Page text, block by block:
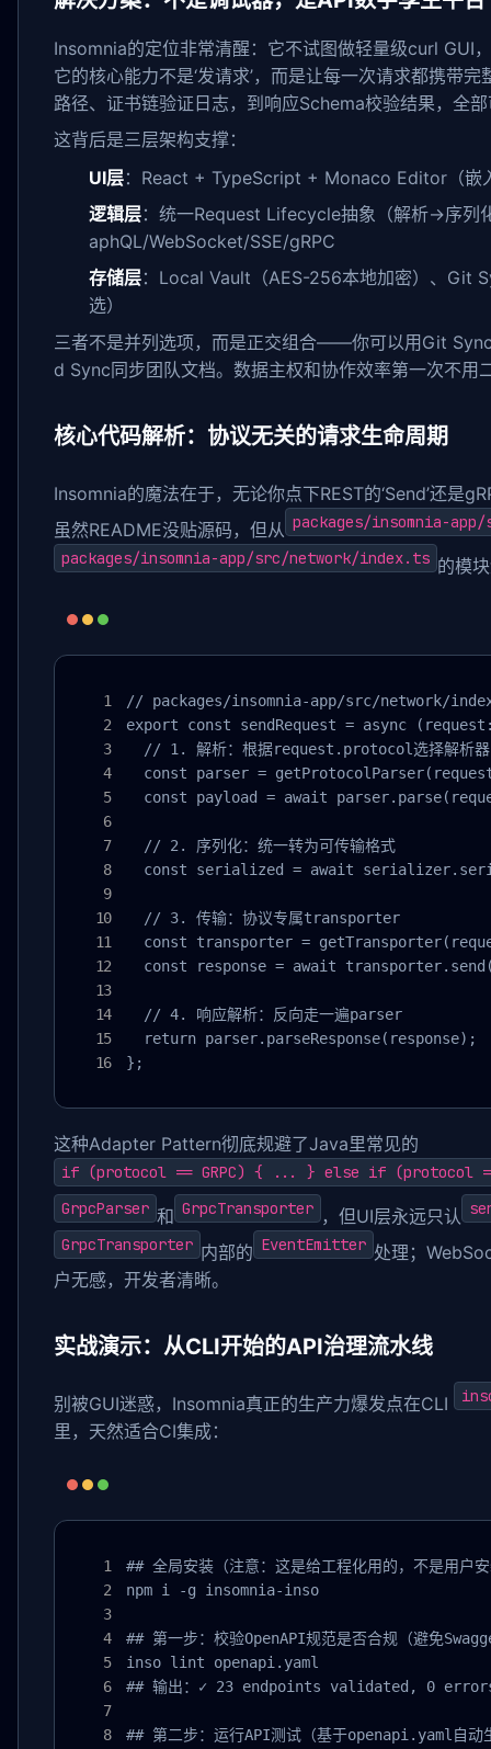
Insomnia的定位非常清醒：它不试图做轻量级curl GUI
它的核心能力不是‘发请求’，而是让每一次请求都携
路径、证书链验证日志，到响应Schema校验结果，全
这背后是三层架构支撑：
UI层：React + TypeScript + Monaco Editor（嵌
逻辑层：统一Request Lifecycle抽象（解析→序
aphQL/WebSocket/SSE/gRPC
存储层：Local Vault（AES-256本地加密）、Git
选）
三者不是并列选项，而是正交组合——你可以用Git
d Sync同步团队文档。数据主权和协作效率第一次不用
核心代码解析：协议无关的请求生命周期
Insomnia的魔法在于，无论你点下REST的‘Send’还是
虽然README没贴源码，但从 packages/insomnia-
packages/insomnia-app/src/network/index.ts 的模
// packages/insomnia-app/src/network/
export const sendRequest = async
  // 1. 解析：根据request.protocol选择解析器
const parser =
const payload = await
  // 2. 序列化：统一转为可传输格式
const serialized = await
  // 3. 传输：协议专属transporter
const transporter =
const response = await
  // 4. 响应解析：反向走一遍parser
  return parser.parseResponse(response);
};
这种Adapter Pattern彻底规避了Java里常见的
if (protocol == GRPC) { ... } else if (protocol
GrpcParser 和 GrpcTransporter ，但UI层永远只认
GrpcTransporter 内部的 EventEmitter 处理；
户无感，开发者清晰。
实战演示：从CLI开始的API治理流水线
别被GUI迷惑，Insomnia真正的生产力爆发点在CLI
里，天然适合CI集成：
## 全局安装（注意：这是给工程化用的，不是用户
npm i -g insomnia-inso
## 第一步：校验OpenAPI规范是否合规（避免
inso lint openapi.yaml
## 输出：✓ 23 endpoints validated, 0
## 第二步：运行API测试（基于openapi.yaml自动